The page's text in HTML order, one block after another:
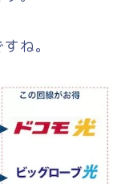
ね。